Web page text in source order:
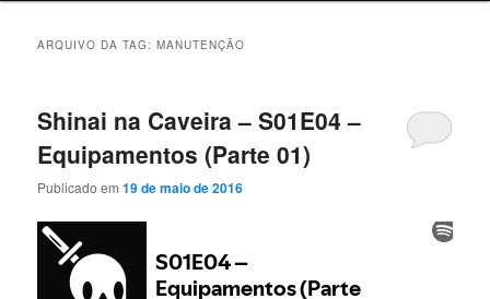
ARQUIVO DA TAG:MANUTENÇÃO
Shinai na Caveira – S01E04 –
Equipamentos (Parte 01)
Publicado em19 de maio de 2016